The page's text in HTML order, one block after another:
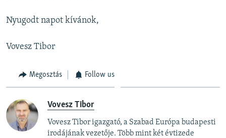
Nyugodt napot kívánok,
Vovesz Tibor
Megosztás Follow us
Vovesz Tibor
Vovesz Tibor igazgató, a Szabad Európa budapesti
irodájának vezetője. Több mint két évtizede